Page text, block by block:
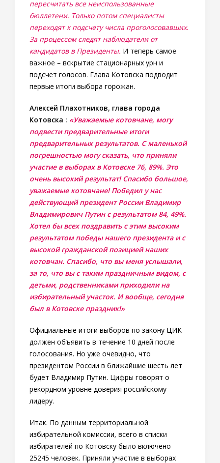
пересчитать все неиспользованные
бюллетени. Только потом специалисты
переходят к подсчету числа проголосовавших.
За процессом следят наблюдатели от
кандидатов в Президенты. И теперь самое
важное – вскрытие стационарных урн и
подсчет голосов. Глава Котовска подводит
первые итоги выбора горожан.
Алексей Плахотников, глава города
Котовска : «Уважаемые котовчане, могу
подвести предварительные итоги
предварительных результатов. С маленькой
погрешностью могу сказать, что приняли
участие в выборах в Котовске 76, 89%. Это
очень высокий результат! Спасибо большое,
уважаемые котовчане! Победил у нас
действующий президент России Владимир
Владимирович Путин с результатом 84, 49%.
Хотел бы всех поздравить с этим высоким
результатом победы нашего президента и с
высокой гражданской позицией наших
котовчан. Спасибо, что вы меня услышали,
за то, что вы с таким праздничным видом, с
детьми, родственниками приходили на
избирательный участок. И вообще, сегодня
был в Котовске праздник!»
Официальные итоги выборов по закону ЦИК
должен объявить в течение 10 дней после
голосования. Но уже очевидно, что
президентом России в ближайшие шесть лет
будет Владимир Путин. Цифры говорят о
рекордном уровне доверия российскому
лидеру.
Итак. По данным территориальной
избирательной комиссии, всего в списки
избирателей по Котовску было включено
25245 человек. Приняли участие в выборах